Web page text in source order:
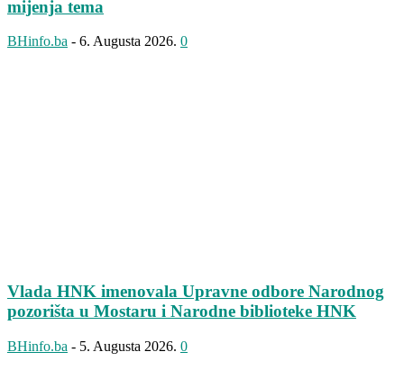
mijenja tema
BHinfo.ba - 6. Augusta 2026. 0
Vlada HNK imenovala Upravne odbore Narodnog
pozorišta u Mostaru i Narodne biblioteke HNK
BHinfo.ba - 5. Augusta 2026. 0